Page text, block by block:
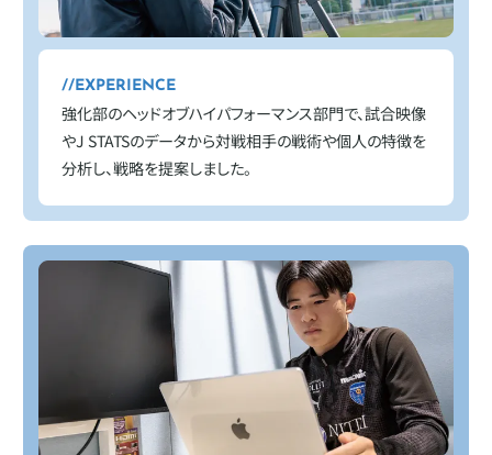
EXPERIENCE
強化部のヘッドオブハイパフォーマンス部門で、試合映像
やJ STATSのデータから対戦相手の戦術や個人の特徴を
分析し、戦略を提案しました。